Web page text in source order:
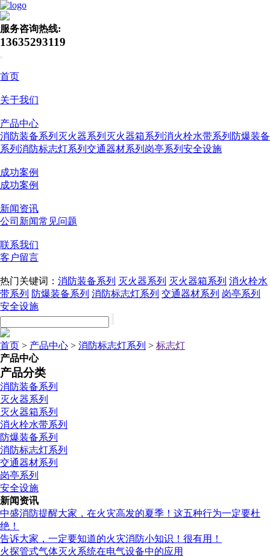
服务咨询热线:
13635293119
首页
关于我们
产品中心
消防装备系列 灭火器系列 灭火器箱系列 消火栓水带系列 防爆装备
系列 消防标志灯系列 交通器材系列 岗亭系列 安全设施
成功案例
成功案例
新闻资讯
公司新闻常见问题
联系我们
客户留言
热门关键词： 消防装备系列 灭火器系列 灭火器箱系列 消火栓水
带系列 防爆装备系列 消防标志灯系列 交通器材系列 岗亭系列
安全设施
首页 > 产品中心 > 消防标志灯系列 > 标志灯
产品中心
产品分类
消防装备系列
灭火器系列
灭火器箱系列
消火栓水带系列
防爆装备系列
消防标志灯系列
交通器材系列
岗亭系列
安全设施
新闻资讯
中盛消防提醒大家，在火灾高发的夏季！这五种行为一定要杜
绝！
告诉大家，一定要知道的火灾消防小知识！很有用！
火探管式气体灭火系统在电气设备中的应用